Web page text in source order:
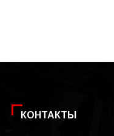
КОНТАКТЫ